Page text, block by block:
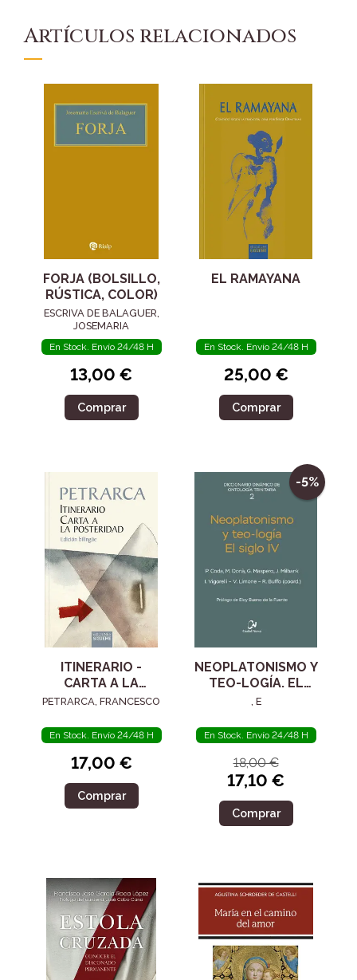
Artículos relacionados
FORJA (BOLSILLO,
RÚSTICA, COLOR)
ESCRIVA DE BALAGUER,
JOSEMARIA
En Stock. Envío 24/48 H
13,00 €
Comprar
EL RAMAYANA
En Stock. Envío 24/48 H
25,00 €
Comprar
ITINERARIO -
CARTA A LA
POSTERIDAD
PETRARCA, FRANCESCO
En Stock. Envío 24/48 H
17,00 €
Comprar
-5%
NEOPLATONISMO Y
TEO-LOGÍA. EL
SIGLO IV
, E
En Stock. Envío 24/48 H
18,00 €
17,10 €
Comprar